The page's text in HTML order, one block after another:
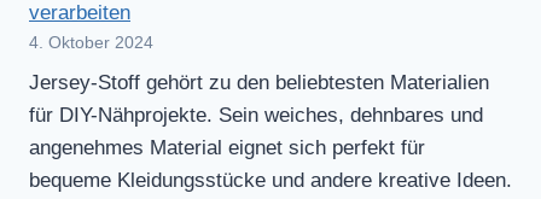
verarbeiten
4. Oktober 2024
Jersey-Stoff gehört zu den beliebtesten Materialien
für DIY-Nähprojekte. Sein weiches, dehnbares und
angenehmes Material eignet sich perfekt für
bequeme Kleidungsstücke und andere kreative Ideen.